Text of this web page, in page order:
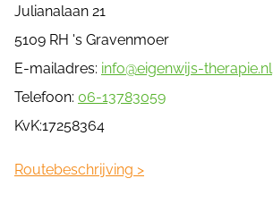
Julianalaan 21
5109 RH 's Gravenmoer
E-mailadres: info@eigenwijs-therapie.nl
Telefoon: 06-13783059
KvK:17258364
Routebeschrijving >